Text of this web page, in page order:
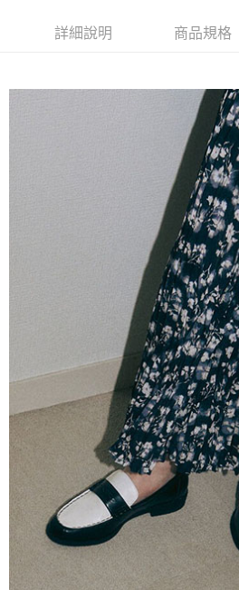
流程，驗證手機門號後，選擇欲分期的期數
消。如遇「轉專審核」未通過狀況，表示未
1.分期款項不併入電信帳單，「大哥付你分
2.透過簡訊連結打開帳單後，可選擇「超商
帳／街口支付／iPASS MONEY」等通路繳費
1.本服務係由「台灣大哥大股份有限公司」
用戶於交易時，得透過本服務購買商品或服
買賣價金債權讓與本公司後，依約使用本公
2.基於同意付款使用「大哥付你分期」之契
資料（包含姓名、電話或地址）提供予台灣
由本公司與您本人進行分期帳單所需資料之
3.完整用戶服務條款，請詳閱以下連結：
【關於「AFTEE先享後付」】
１．簡單：不需註冊會員、不需綁卡、不需
２．便利：只要手機號碼，簡訊認證，即可
３．安心：先確認商品／服務後，再付款。
【「AFTEE先享後付」結帳流程】
１．於結帳方式選擇「AFTEE先享後付」後
結帳頁面，進行簡訊認證並確認金額後，即
２．訂單成立數日內，您將收到繳費通知簡
３．收到繳費通知簡訊後14天內，點擊此簡
ATM／網路銀行／等多元方式進行付款，方
※ 請注意：結帳手續完成當下不需立刻繳費
購買商品的店家。未經商家同意取消之訂單
※ 交易是否成功請以「AFTEE先享後付 」
是否繳費成功／繳費後需取消欲退款等相關
https://
【注意事項】
１．透過由恩沛科技股份有限公司提供之「
易，需依本服務之必要範圍內提供個人資料
權轉讓予恩沛科技股份有限公司。
２．關於個人資料處理事宜，請瀏覽以下網
https://aftee.tw/terms/#terms3
３．未成年的使用者請事先徵得法定代理人
「AFTEE先享後付」，若未經同意申辦者引
４．使用「AFTEE先享後付」時，將依據個
時審查核予不同之上限額度；若仍有額度不
請求用戶進行身份認證。
５．嚴禁一人註冊多個帳號或使用他人資訊
恩沛科技股份有限公司將有權停止該用戶之
每筆NT$60，滿NT$1,500(含以上)免運
每筆NT$60，滿NT$1,500(含以上)免運
每筆NT$60，滿NT$1,500(含以上)免運
每筆NT$60，滿NT$1,500(含以上)免運
每筆NT$60，滿NT$1,500(含以上)免運
7-11純取貨
每筆NT$60，滿NT$1,500(含以上)免運
每筆NT$90，滿NT$1,500(含以上)免運
詳細說明 商品規格